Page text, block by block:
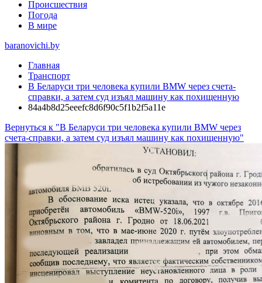
Происшествия
Погода
В мире
baranovichi.by
Главная
Транспорт
В Беларуси три человека купили BMW через счета-
справки, а затем суд изъял машину как похищенную
84a4b8d25eeefc8d6f90c5f1b2f5a11e
Вернуться к "В Беларуси три человека купили BMW через
счета-справки, а затем суд изъял машину как похищенную"